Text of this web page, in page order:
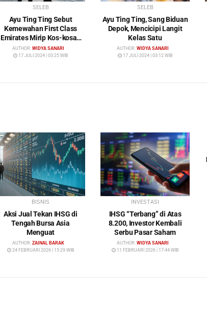
SELEB
Ayu Ting Ting Sebut
Kemewahan First Class
Emirates Mirip Kos-kosan
Mewah
AUTHOR: WIDYA SANARI
17 JULI 2024 | 03:25 WIB
SELEB
Ayu Ting Ting, Sang Biduan
Depok, Mencicipi Langit
Kelas Satu
AUTHOR: WIDYA SANARI
17 JULI 2024 | 03:12 WIB
BISNIS
Aksi Jual Tekan IHSG di
Tengah Bursa Asia
Menguat
AUTHOR: ZAINAL BARAK
24 FEBRUARI 2026 | 15:29 WIB
INVESTASI
IHSG “Terbang” di Atas
8.200, Investor Kembali
Serbu Pasar Saham
AUTHOR: WIDYA SANARI
11 FEBRUARI 2026 | 17:44 WIB